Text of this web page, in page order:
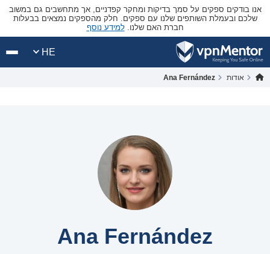
אנו בודקים ספקים על סמך בדיקות ומחקר קפדניים, אך מתחשבים גם במשוב
שלכם ובעמלת השותפים שלנו עם ספקים. חלק מהספקים נמצאים בבעלות
חברת האם שלנו.למידע נוסף
HE
אודות Ana Fernández
Ana Fernández